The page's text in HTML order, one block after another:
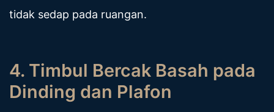
tidak sedap pada ruangan.
4. Timbul Bercak Basah pada
Dinding dan Plafon